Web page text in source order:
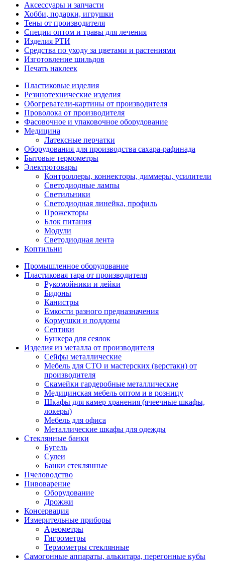
Аксессуары и запчасти
Хобби, подарки, игрушки
Тены от производителя
Специи оптом и травы для лечения
Изделия РТИ
Средства по уходу за цветами и растениями
Изготовление шильдов
Печать наклеек
Пластиковые изделия
Резинотехнические изделия
Обогреватели-картины от производителя
Проволока от производителя
Фасовочное и упаковочное оборудование
Медицина
Латексные перчатки
Оборудования для производства сахара-рафинада
Бытовые термометры
Электротовары
Контроллеры, коннекторы, диммеры, усилители
Светодиодные лампы
Светильники
Светодиодная линейка, профиль
Прожекторы
Блок питания
Модули
Светодиодная лента
Коптильни
Промышленное оборудование
Пластиковая тара от производителя
Рукомойники и лейки
Бидоны
Канистры
Емкости разного предназначения
Кормушки и поддоны
Септики
Бункера для сеялок
Изделия из металла от производителя
Сейфы металлические
Мебель для СТО и мастерских (верстаки) от
производителя
Скамейки гардеробные металлические
Медицинская мебель оптом и в розницу
Шкафы для камер хранения (ячеечные шкафы,
локеры)
Мебель для офиса
Металлические шкафы для одежды
Стеклянные банки
Бугель
Сулеи
Банки стеклянные
Пчеловодство
Пивоварение
Оборудование
Дрожжи
Консервация
Измерительные приборы
Ареометры
Гигрометры
Термометры стеклянные
Самогонные аппараты, алькитара, перегонные кубы